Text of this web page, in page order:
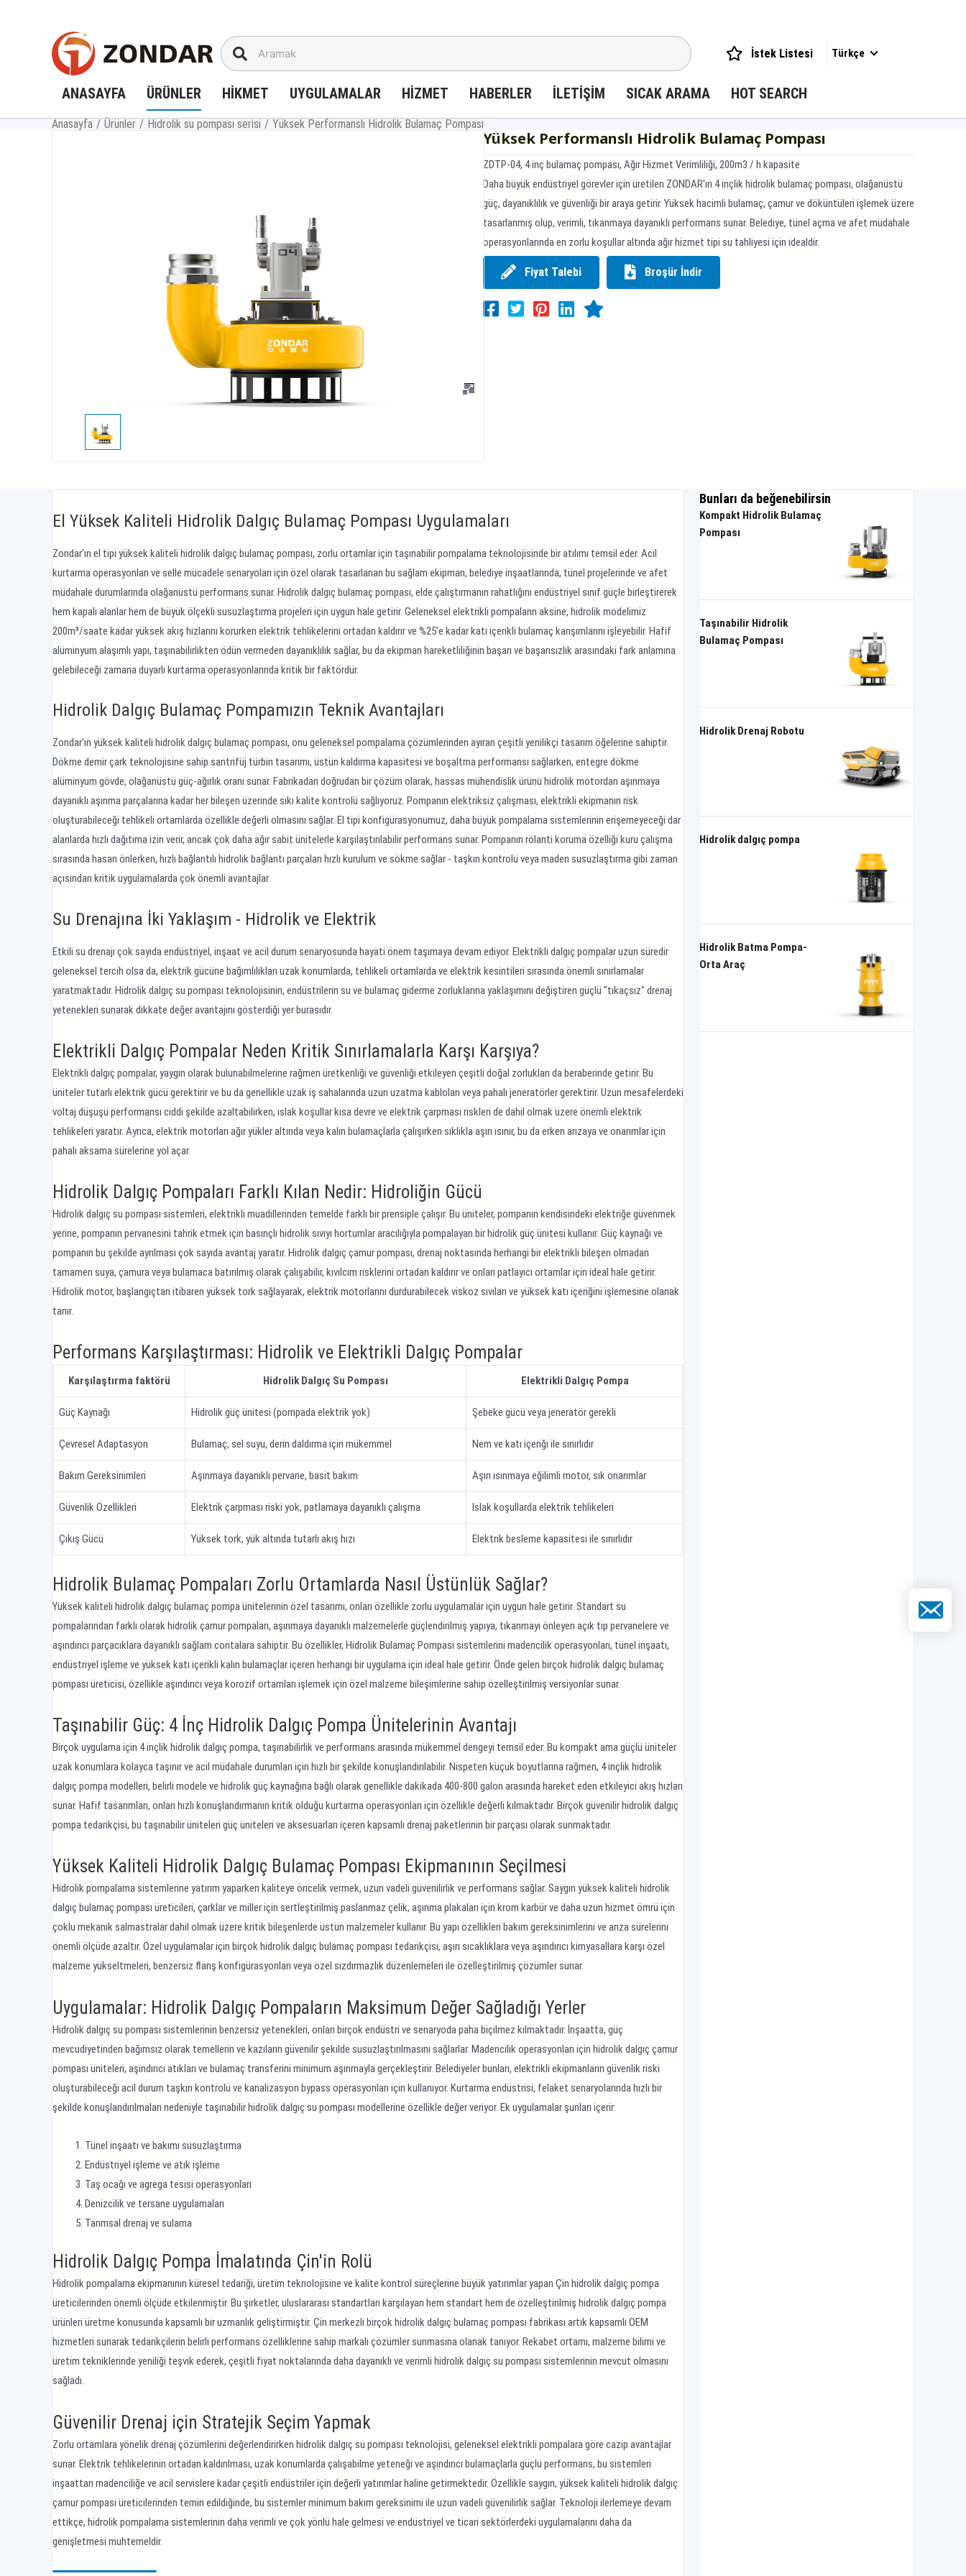
İstek Listesi Türkçe
ANASAYFA ÜRÜNLER HIKMET UYGULAMALAR HIZMET HABERLER İLETIŞIM SICAK ARAMA HOT SEARCH
Anasayfa / Ürünler / Hidrolik su pompası serisi / Yüksek Performanslı Hidrolik Bulamaç Pompası
Yüksek Performanslı Hidrolik Bulamaç Pompası
ZDTP-04, 4 inç bulamaç pompası, Ağır Hizmet Verimliliği, 200m3 / h kapasite
Daha büyük endüstriyel görevler için üretilen ZONDAR'ın 4 inçlik hidrolik bulamaç pompası, olağanüstü
güç, dayanıklılık ve güvenliği bir araya getirir. Yüksek hacimli bulamaç, çamur ve döküntüleri işlemek üzere
tasarlanmış olup, verimli, tıkanmaya dayanıklı performans sunar. Belediye, tünel açma ve afet müdahale
operasyonlarında en zorlu koşullar altında ağır hizmet tipi su tahliyesi için idealdir.
Fiyat Talebi Broşür İndir
El Yüksek Kaliteli Hidrolik Dalgıç Bulamaç Pompası Uygulamaları
Zondar'ın el tipi yüksek kaliteli hidrolik dalgıç bulamaç pompası, zorlu ortamlar için taşınabilir pompalama teknolojisinde bir atılımı temsil eder. Acil
kurtarma operasyonları ve selle mücadele senaryoları için özel olarak tasarlanan bu sağlam ekipman, belediye inşaatlarında, tünel projelerinde ve afet
müdahale durumlarında olağanüstü performans sunar. Hidrolik dalgıç bulamaç pompası, elde çalıştırmanın rahatlığını endüstriyel sınıf güçle birleştirerek
hem kapalı alanlar hem de büyük ölçekli susuzlaştırma projeleri için uygun hale getirir. Geleneksel elektrikli pompaların aksine, hidrolik modelimiz
200m³/saate kadar yüksek akış hızlarını korurken elektrik tehlikelerini ortadan kaldırır ve %25'e kadar katı içerikli bulamaç karışımlarını işleyebilir. Hafif
alüminyum alaşımlı yapı, taşınabilirlikten ödün vermeden dayanıklılık sağlar, bu da ekipman hareketliliğinin başarı ve başarısızlık arasındaki fark anlamına
gelebileceği zamana duyarlı kurtarma operasyonlarında kritik bir faktördür.
Hidrolik Dalgıç Bulamaç Pompamızın Teknik Avantajları
Zondar'ın yüksek kaliteli hidrolik dalgıç bulamaç pompası, onu geleneksel pompalama çözümlerinden ayıran çeşitli yenilikçi tasarım öğelerine sahiptir.
Dökme demir çark teknolojisine sahip santrifüj türbin tasarımı, üstün kaldırma kapasitesi ve boşaltma performansı sağlarken, entegre dökme
alüminyum gövde, olağanüstü güç-ağırlık oranı sunar. Fabrikadan doğrudan bir çözüm olarak, hassas mühendislik ürünü hidrolik motordan aşınmaya
dayanıklı aşınma parçalarına kadar her bileşen üzerinde sıkı kalite kontrolü sağlıyoruz. Pompanın elektriksiz çalışması, elektrikli ekipmanın risk
oluşturabileceği tehlikeli ortamlarda özellikle değerli olmasını sağlar. El tipi konfigürasyonumuz, daha büyük pompalama sistemlerinin erişemeyeceği dar
alanlarda hızlı dağıtıma izin verir, ancak çok daha ağır sabit ünitelerle karşılaştırılabilir performans sunar. Pompanın rölanti koruma özelliği kuru çalışma
sırasında hasarı önlerken, hızlı bağlantılı hidrolik bağlantı parçaları hızlı kurulum ve sökme sağlar - taşkın kontrolü veya maden susuzlaştırma gibi zaman
açısından kritik uygulamalarda çok önemli avantajlar.
Su Drenajına İki Yaklaşım - Hidrolik ve Elektrik
Etkili su drenajı çok sayıda endüstriyel, inşaat ve acil durum senaryosunda hayati önem taşımaya devam ediyor. Elektrikli dalgıç pompalar uzun süredir
geleneksel tercih olsa da, elektrik gücüne bağımlılıkları uzak konumlarda, tehlikeli ortamlarda ve elektrik kesintileri sırasında önemli sınırlamalar
yaratmaktadır. Hidrolik dalgıç su pompası teknolojisinin, endüstrilerin su ve bulamaç giderme zorluklarına yaklaşımını değiştiren güçlü "tıkaçsız" drenaj
yetenekleri sunarak dikkate değer avantajını gösterdiği yer burasıdır.
Elektrikli Dalgıç Pompalar Neden Kritik Sınırlamalarla Karşı Karşıya?
Elektrikli dalgıç pompalar, yaygın olarak bulunabilmelerine rağmen üretkenliği ve güvenliği etkileyen çeşitli doğal zorlukları da beraberinde getirir. Bu
üniteler tutarlı elektrik gücü gerektirir ve bu da genellikle uzak iş sahalarında uzun uzatma kabloları veya pahalı jeneratörler gerektirir. Uzun mesafelerdeki
voltaj düşüşü performansı ciddi şekilde azaltabilirken, ıslak koşullar kısa devre ve elektrik çarpması riskleri de dahil olmak üzere önemli elektrik
tehlikeleri yaratır. Ayrıca, elektrik motorları ağır yükler altında veya kalın bulamaçlarla çalışırken sıklıkla aşırı ısınır, bu da erken arızaya ve onarımlar için
pahalı aksama sürelerine yol açar.
Hidrolik Dalgıç Pompaları Farklı Kılan Nedir: Hidroliğin Gücü
Hidrolik dalgıç su pompası sistemleri, elektrikli muadillerinden temelde farklı bir prensiple çalışır. Bu üniteler, pompanın kendisindeki elektriğe güvenmek
yerine, pompanın pervanesini tahrik etmek için basınçlı hidrolik sıvıyı hortumlar aracılığıyla pompalayan bir hidrolik güç ünitesi kullanır. Güç kaynağı ve
pompanın bu şekilde ayrılması çok sayıda avantaj yaratır. Hidrolik dalgıç çamur pompası, drenaj noktasında herhangi bir elektrikli bileşen olmadan
tamamen suya, çamura veya bulamaca batırılmış olarak çalışabilir, kıvılcım risklerini ortadan kaldırır ve onları patlayıcı ortamlar için ideal hale getirir.
Hidrolik motor, başlangıçtan itibaren yüksek tork sağlayarak, elektrik motorlarını durdurabilecek viskoz sıvıları ve yüksek katı içeriğini işlemesine olanak
tanır.
Performans Karşılaştırması: Hidrolik ve Elektrikli Dalgıç Pompalar
Karşılaştırma faktörü Hidrolik Dalgıç Su Pompası Elektrikli Dalgıç Pompa
Güç Kaynağı Hidrolik güç ünitesi (pompada elektrik yok) Şebeke gücü veya jeneratör gerekli
Çevresel Adaptasyon Bulamaç, sel suyu, derin daldırma için mükemmel Nem ve katı içeriği ile sınırlıdır
Bakım Gereksinimleri Aşınmaya dayanıklı pervane, basit bakım Aşırı ısınmaya eğilimli motor, sık onarımlar
Güvenlik Özellikleri Elektrik çarpması riski yok, patlamaya dayanıklı çalışma Islak koşullarda elektrik tehlikeleri
Çıkış Gücü Yüksek tork, yük altında tutarlı akış hızı Elektrik besleme kapasitesi ile sınırlıdır
Hidrolik Bulamaç Pompaları Zorlu Ortamlarda Nasıl Üstünlük Sağlar?
Yüksek kaliteli hidrolik dalgıç bulamaç pompa ünitelerinin özel tasarımı, onları özellikle zorlu uygulamalar için uygun hale getirir. Standart su
pompalarından farklı olarak hidrolik çamur pompaları, aşınmaya dayanıklı malzemelerle güçlendirilmiş yapıya, tıkanmayı önleyen açık tip pervanelere ve
aşındırıcı parçacıklara dayanıklı sağlam contalara sahiptir. Bu özellikler, Hidrolik Bulamaç Pompası sistemlerini madencilik operasyonları, tünel inşaatı,
endüstriyel işleme ve yüksek katı içerikli kalın bulamaçlar içeren herhangi bir uygulama için ideal hale getirir. Önde gelen birçok hidrolik dalgıç bulamaç
pompası üreticisi, özellikle aşındırıcı veya korozif ortamları işlemek için özel malzeme bileşimlerine sahip özelleştirilmiş versiyonlar sunar.
Taşınabilir Güç: 4 İnç Hidrolik Dalgıç Pompa Ünitelerinin Avantajı
Birçok uygulama için 4 inçlik hidrolik dalgıç pompa, taşınabilirlik ve performans arasında mükemmel dengeyi temsil eder. Bu kompakt ama güçlü üniteler
uzak konumlara kolayca taşınır ve acil müdahale durumları için hızlı bir şekilde konuşlandırılabilir. Nispeten küçük boyutlarına rağmen, 4 inçlik hidrolik
dalgıç pompa modelleri, belirli modele ve hidrolik güç kaynağına bağlı olarak genellikle dakikada 400-800 galon arasında hareket eden etkileyici akış hızları
sunar. Hafif tasarımları, onları hızlı konuşlandırmanın kritik olduğu kurtarma operasyonları için özellikle değerli kılmaktadır. Birçok güvenilir hidrolik dalgıç
pompa tedarikçisi, bu taşınabilir üniteleri güç üniteleri ve aksesuarları içeren kapsamlı drenaj paketlerinin bir parçası olarak sunmaktadır.
Yüksek Kaliteli Hidrolik Dalgıç Bulamaç Pompası Ekipmanının Seçilmesi
Hidrolik pompalama sistemlerine yatırım yaparken kaliteye öncelik vermek, uzun vadeli güvenilirlik ve performans sağlar. Saygın yüksek kaliteli hidrolik
dalgıç bulamaç pompası üreticileri, çarklar ve miller için sertleştirilmiş paslanmaz çelik, aşınma plakaları için krom karbür ve daha uzun hizmet ömrü için
çoklu mekanik salmastralar dahil olmak üzere kritik bileşenlerde üstün malzemeler kullanır. Bu yapı özellikleri bakım gereksinimlerini ve arıza sürelerini
önemli ölçüde azaltır. Özel uygulamalar için birçok hidrolik dalgıç bulamaç pompası tedarikçisi, aşırı sıcaklıklara veya aşındırıcı kimyasallara karşı özel
malzeme yükseltmeleri, benzersiz flanş konfigürasyonları veya özel sızdırmazlık düzenlemeleri ile özelleştirilmiş çözümler sunar.
Uygulamalar: Hidrolik Dalgıç Pompaların Maksimum Değer Sağladığı Yerler
Hidrolik dalgıç su pompası sistemlerinin benzersiz yetenekleri, onları birçok endüstri ve senaryoda paha biçilmez kılmaktadır. İnşaatta, güç
mevcudiyetinden bağımsız olarak temellerin ve kazıların güvenilir şekilde susuzlaştırılmasını sağlarlar. Madencilik operasyonları için hidrolik dalgıç çamur
pompası üniteleri, aşındırıcı atıkları ve bulamaç transferini minimum aşınmayla gerçekleştirir. Belediyeler bunları, elektrikli ekipmanların güvenlik riski
oluşturabileceği acil durum taşkın kontrolü ve kanalizasyon bypass operasyonları için kullanıyor. Kurtarma endüstrisi, felaket senaryolarında hızlı bir
şekilde konuşlandırılmaları nedeniyle taşınabilir hidrolik dalgıç su pompası modellerine özellikle değer veriyor. Ek uygulamalar şunları içerir:
Tünel inşaatı ve bakımı susuzlaştırma
Endüstriyel işleme ve atık işleme
Taş ocağı ve agrega tesisi operasyonları
Denizcilik ve tersane uygulamaları
Tarımsal drenaj ve sulama
Hidrolik Dalgıç Pompa İmalatında Çin'in Rolü
Hidrolik pompalama ekipmanının küresel tedariği, üretim teknolojisine ve kalite kontrol süreçlerine büyük yatırımlar yapan Çin hidrolik dalgıç pompa
üreticilerinden önemli ölçüde etkilenmiştir. Bu şirketler, uluslararası standartları karşılayan hem standart hem de özelleştirilmiş hidrolik dalgıç pompa
ürünleri üretme konusunda kapsamlı bir uzmanlık geliştirmiştir. Çin merkezli birçok hidrolik dalgıç bulamaç pompası fabrikası artık kapsamlı OEM
hizmetleri sunarak tedarikçilerin belirli performans özelliklerine sahip markalı çözümler sunmasına olanak tanıyor. Rekabet ortamı, malzeme bilimi ve
üretim tekniklerinde yeniliği teşvik ederek, çeşitli fiyat noktalarında daha dayanıklı ve verimli hidrolik dalgıç su pompası sistemlerinin mevcut olmasını
sağladı.
Güvenilir Drenaj için Stratejik Seçim Yapmak
Zorlu ortamlara yönelik drenaj çözümlerini değerlendirirken hidrolik dalgıç su pompası teknolojisi, geleneksel elektrikli pompalara göre cazip avantajlar
sunar. Elektrik tehlikelerinin ortadan kaldırılması, uzak konumlarda çalışabilme yeteneği ve aşındırıcı bulamaçlarla güçlü performans, bu sistemleri
inşaattan madenciliğe ve acil servislere kadar çeşitli endüstriler için değerli yatırımlar haline getirmektedir. Özellikle saygın, yüksek kaliteli hidrolik dalgıç
çamur pompası üreticilerinden temin edildiğinde, bu sistemler minimum bakım gereksinimi ile uzun vadeli güvenilirlik sağlar. Teknoloji ilerlemeye devam
ettikçe, hidrolik pompalama sistemlerinin daha verimli ve çok yönlü hale gelmesi ve endüstriyel ve ticari sektörlerdeki uygulamalarını daha da
genişletmesi muhtemeldir.
Bunları da beğenebilirsin
Kompakt Hidrolik Bulamaç
Pompası
Taşınabilir Hidrolik
Bulamaç Pompası
Hidrolik Drenaj Robotu
Hidrolik dalgıç pompa
Hidrolik Batma Pompa-
Orta Araç
E-posta